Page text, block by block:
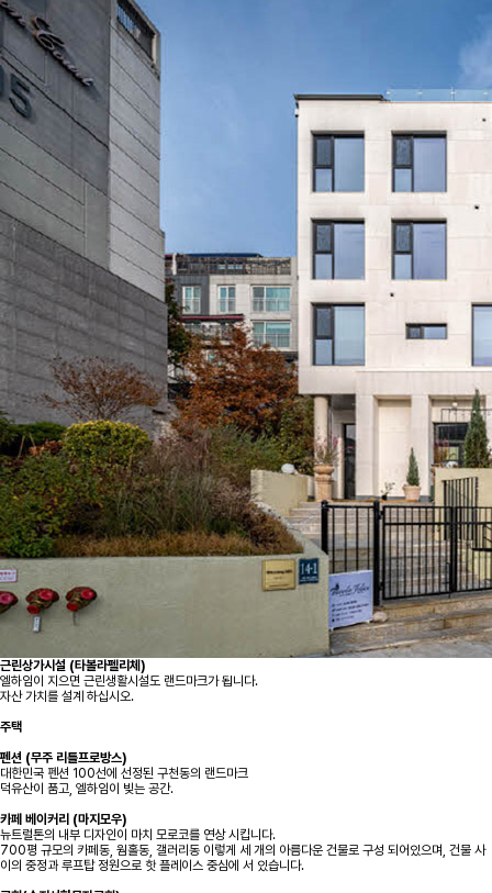
근린상가시설 (타볼라펠리체)
엘하임이 지으면 근린생활시설도 랜드마크가 됩니다.
자산 가치를 설계 하십시오.
주택
펜션 (무주 리틀프로방스)
대한민국 펜션 100선에 선정된 구천동의 랜드마크
덕유산이 품고, 엘하임이 빚는 공간.
카페 베이커리 (마지모우)
뉴트럴톤의 내부 디자인이 마치 모로코를 연상 시킵니다.
700평 규모의 카페동, 웜홀동, 갤러리동 이렇게 세 개의 아름다운 건물로 구성 되어있으며, 건물 사
이의 중정과 루프탑 정원으로 핫 플레이스 중심에 서 있습니다.